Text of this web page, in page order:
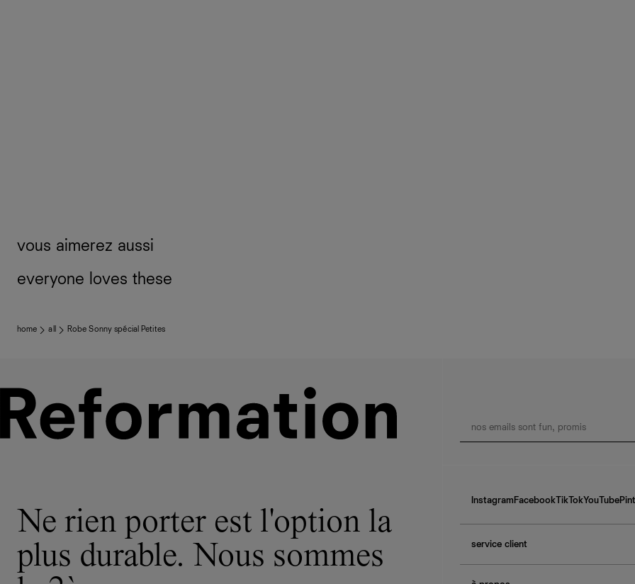
vous aimerez aussi
everyone loves these
home all Robe Sonny spécial Petites
Ne rien porter est l'option la
plus durable. Nous sommes
Instagram FacebookTikTokYouTube
service client